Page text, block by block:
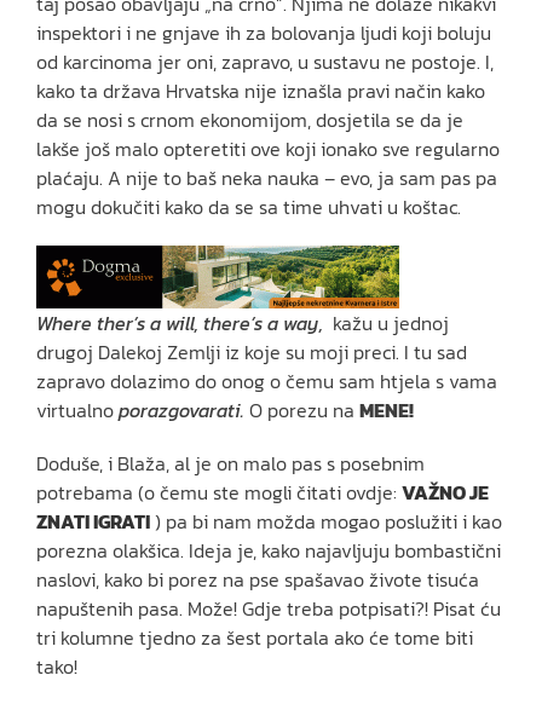
inspektori i ne gnjave ih za bolovanja ljudi koji boluju
od karcinoma jer oni, zapravo, u sustavu ne postoje. I,
kako ta država Hrvatska nije iznašla pravi način kako
da se nosi s crnom ekonomijom, dosjetila se da je
lakše još malo opteretiti ove koji ionako sve regularno
plaćaju. A nije to baš neka nauka – evo, ja sam pas pa
mogu dokučiti kako da se sa time uhvati u koštac.
Where ther’s a will, there’s a way, kažu u jednoj
drugoj Dalekoj Zemlji iz koje su moji preci. I tu sad
zapravo dolazimo do onog o čemu sam htjela s vama
virtualnoporazgovarati. O porezu na MENE!
Doduše, i Blaža, al je on malo pas s posebnim
potrebama (o čemu ste mogli čitati ovdje: VAŽNO JE
ZNATI IGRATI) pa bi nam možda mogao poslužiti i kao
porezna olakšica. Ideja je, kako najavljuju bombastični
naslovi, kako bi porez na pse spašavao živote tisuća
napuštenih pasa. Može! Gdje treba potpisati?! Pisat ću
tri kolumne tjedno za šest portala ako će tome biti
tako!